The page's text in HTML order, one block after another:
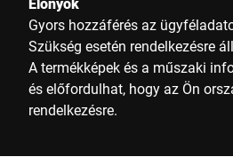
Gyors hozzáférés az
Szükség esetén rendelkezésre
A termékképek és a műszaki
és előfordulhat, hogy az Ön
rendelkezésre.